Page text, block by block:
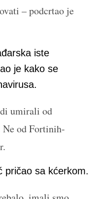
– podcrtao je
iste
je kako se
umirali od
Ne od Fortinih-
pričao sa kćerkom.